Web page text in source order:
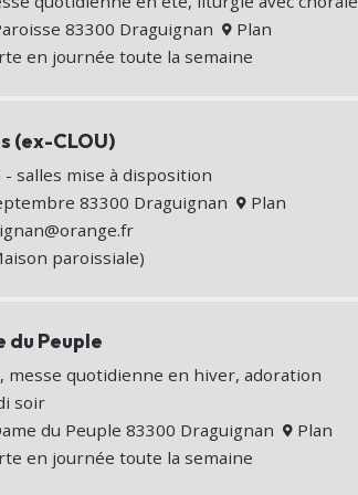
83300 Draguignan
Plan
en journée toute la semaine
(ex-CLOU)
salles mise à disposition
83300 Draguignan
Plan
paroissiale)
du Peuple
messe quotidienne en hiver, adoration
soir
du Peuple 83300 Draguignan
Plan
en journée toute la semaine